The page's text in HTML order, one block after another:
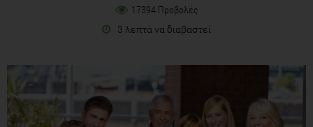
17394 Προβολές
3 λεπτά να διαβαστεί